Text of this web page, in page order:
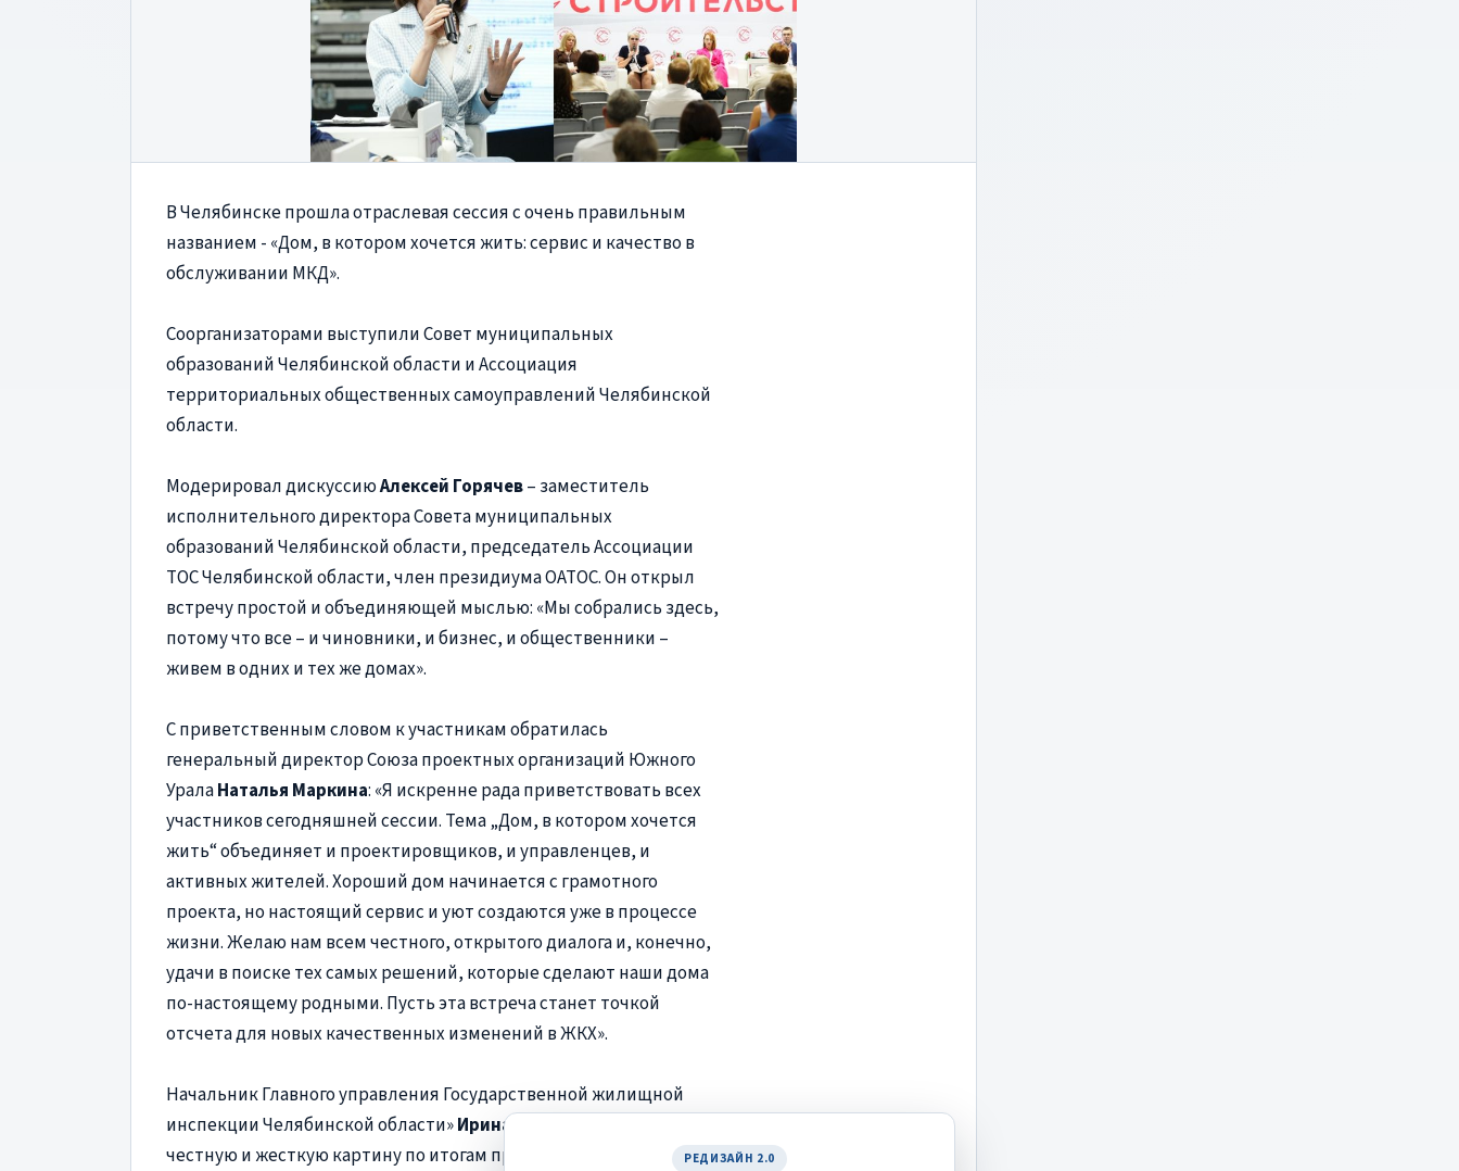
РЕДИЗАЙН 2.0
В Челябинске прошла отраслевая сессия с очень правильным
названием - «Дом, в котором хочется жить: сервис и качество в
обслуживании МКД».
Соорганизаторами выступили Совет муниципальных
образований Челябинской области и Ассоциация
территориальных общественных самоуправлений Челябинской
области.
Модерировал дискуссиюАлексей Горячев– заместитель
исполнительного директора Совета муниципальных
образований Челябинской области, председатель Ассоциации
ТОС Челябинской области, член президиума ОАТОС. Он открыл
встречу простой и объединяющей мыслью: «Мы собрались здесь,
потому что все – и чиновники, и бизнес, и общественники –
живем в одних и тех же домах».
С приветственным словом к участникам обратилась
генеральный директор Союза проектных организаций Южного
УралаНаталья Маркина: «Я искренне рада приветствовать всех
участников сегодняшней сессии. Тема „Дом, в котором хочется
жить“ объединяет и проектировщиков, и управленцев, и
активных жителей. Хороший дом начинается с грамотного
проекта, но настоящий сервис и уют создаются уже в процессе
жизни. Желаю нам всем честного, открытого диалога и, конечно,
удачи в поиске тех самых решений, которые сделают наши дома
по-настоящему родными. Пусть эта встреча станет точкой
отсчета для новых качественных изменений в ЖКХ».
Начальник Главного управления Государственной жилищной
инспекции Челябинской области»Ирина Настенко
честную и жесткую картину по итогам прошлого года. В 2025 году